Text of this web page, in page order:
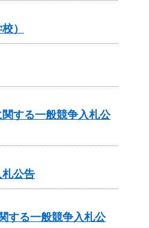
）
する一般競争入札公
公告
する一般競争入札公